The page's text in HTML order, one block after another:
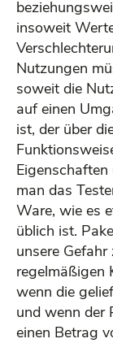
insoweit
Nutzungen
soweit die
auf einen
ist, der über
Eigenschaften
man das
Ware, wie es
üblich ist.
unsere Gefahr
regelmäßigen
wenn die
und wenn der
einen Betrag